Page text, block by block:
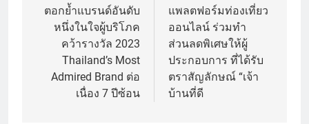
ตอกย้ำแบรนด์อันดับ
หนึ่งในใจผู้บริโภค
คว้ารางวัล 2023
Thailand’s Most
Admired Brand ต่อ
เนื่อง 7 ปีซ้อน
แพลตฟอร์มท่องเที่ยว
ออนไลน์ ร่วมทำ
ส่วนลดพิเศษให้ผู้
ประกอบการ ที่ได้รับ
ตราสัญลักษณ์ “เจ้า
บ้านที่ดี